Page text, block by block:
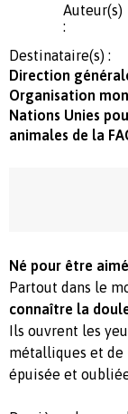
Auteur(s)
:
Destinataire(s) :
Direction
Organisation
Nations Unies
animales de la
Né pour être
Partout dans le
connaître la
Ils ouvrent les
métalliques et de
épuisée et